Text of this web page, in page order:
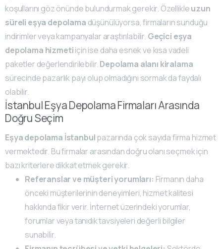
koşullarını göz önünde bulundurmak gerekir. Özellikleuzun
süreli eşya depolama düşünülüyorsa, firmaların sunduğu
indirimler veya kampanyalar araştırılabilir. Geçici eşya
depolama hizmetiiçin ise daha esnek ve kısa vadeli
paketler değerlendirilebilir.Depolama alanı kiralama
sürecinde pazarlık payı olup olmadığını sormak da faydalı
olabilir.
İstanbul Eşya Depolama Firmaları Arasında
Doğru Seçim
Eşya depolama İstanbulpazarında çok sayıda firma hizmet
vermektedir. Bu firmalar arasından doğru olanı seçmek için
bazı kriterlere dikkat etmek gerekir.
Referanslar ve müşteri yorumları: Firmanın daha
önceki müşterilerinin deneyimleri, hizmet kalitesi
hakkında fikir verir. İnternet üzerindeki yorumlar,
forumlar veya tanıdık tavsiyeleri değerli bilgiler
sunabilir.